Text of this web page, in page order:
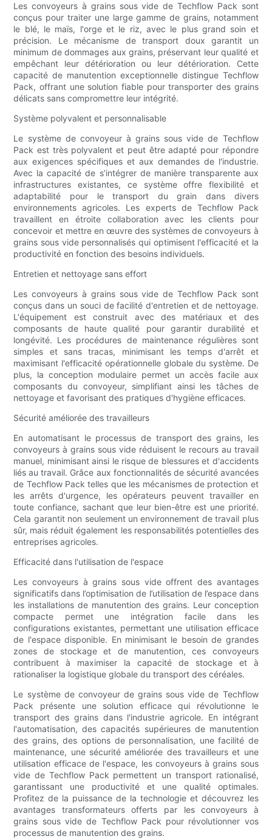
Les convoyeurs à grains sous vide de Techflow Pack sont
conçus pour traiter une large gamme de grains, notamment
le blé, le maïs, l'orge et le riz, avec le plus grand soin et
précision. Le mécanisme de transport doux garantit un
minimum de dommages aux grains, préservant leur qualité et
empêchant leur détérioration ou leur détérioration. Cette
capacité de manutention exceptionnelle distingue Techflow
Pack, offrant une solution fiable pour transporter des grains
délicats sans compromettre leur intégrité.
Système polyvalent et personnalisable
Le système de convoyeur à grains sous vide de Techflow
Pack est très polyvalent et peut être adapté pour répondre
aux exigences spécifiques et aux demandes de l'industrie.
Avec la capacité de s’intégrer de manière transparente aux
infrastructures existantes, ce système offre flexibilité et
adaptabilité pour le transport du grain dans divers
environnements agricoles. Les experts de Techflow Pack
travaillent en étroite collaboration avec les clients pour
concevoir et mettre en œuvre des systèmes de convoyeurs à
grains sous vide personnalisés qui optimisent l'efficacité et la
productivité en fonction des besoins individuels.
Entretien et nettoyage sans effort
Les convoyeurs à grains sous vide de Techflow Pack sont
conçus dans un souci de facilité d'entretien et de nettoyage.
L'équipement est construit avec des matériaux et des
composants de haute qualité pour garantir durabilité et
longévité. Les procédures de maintenance régulières sont
simples et sans tracas, minimisant les temps d'arrêt et
maximisant l'efficacité opérationnelle globale du système. De
plus, la conception modulaire permet un accès facile aux
composants du convoyeur, simplifiant ainsi les tâches de
nettoyage et favorisant des pratiques d'hygiène efficaces.
Sécurité améliorée des travailleurs
En automatisant le processus de transport des grains, les
convoyeurs à grains sous vide réduisent le recours au travail
manuel, minimisant ainsi le risque de blessures et d'accidents
liés au travail. Grâce aux fonctionnalités de sécurité avancées
de Techflow Pack telles que les mécanismes de protection et
les arrêts d'urgence, les opérateurs peuvent travailler en
toute confiance, sachant que leur bien-être est une priorité.
Cela garantit non seulement un environnement de travail plus
sûr, mais réduit également les responsabilités potentielles des
entreprises agricoles.
Efficacité dans l'utilisation de l'espace
Les convoyeurs à grains sous vide offrent des avantages
significatifs dans l’optimisation de l’utilisation de l’espace dans
les installations de manutention des grains. Leur conception
compacte permet une intégration facile dans les
configurations existantes, permettant une utilisation efficace
de l'espace disponible. En minimisant le besoin de grandes
zones de stockage et de manutention, ces convoyeurs
contribuent à maximiser la capacité de stockage et à
rationaliser la logistique globale du transport des céréales.
Le système de convoyeur de grains sous vide de Techflow
Pack présente une solution efficace qui révolutionne le
transport des grains dans l'industrie agricole. En intégrant
l'automatisation, des capacités supérieures de manutention
des grains, des options de personnalisation, une facilité de
maintenance, une sécurité améliorée des travailleurs et une
utilisation efficace de l'espace, les convoyeurs à grains sous
vide de Techflow Pack permettent un transport rationalisé,
garantissant une productivité et une qualité optimales.
Profitez de la puissance de la technologie et découvrez les
avantages transformateurs offerts par les convoyeurs à
grains sous vide de Techflow Pack pour révolutionner vos
processus de manutention des grains.